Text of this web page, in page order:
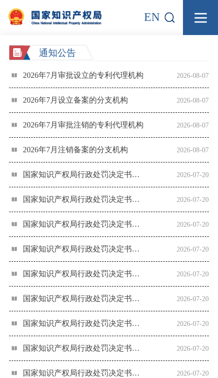
EN
通知公告
2026年7月审批设立的专利代理机构 2026-08-07
2026年7月设立备案的分支机构 2026-08-07
2026年7月审批注销的专利代理机构 2026-08-07
2026年7月注销备案的分支机构 2026-08-07
国家知识产权局行政处罚决定书（尤巧凤） 2026-07-20
国家知识产权局行政处罚决定书（姚雯菁） 2026-07-20
国家知识产权局行政处罚决定书（闫小楼） 2026-07-20
国家知识产权局行政处罚决定书（许萍萍） 2026-07-20
国家知识产权局行政处罚决定书（徐州轻羽毛知识产权代理有限公司） 2026-07-20
国家知识产权局行政处罚决定书（王双） 2026-07-20
国家知识产权局行政处罚决定书（石世疆） 2026-07-20
国家知识产权局行政处罚决定书（深圳泛航知识产权代理事务所（普通合伙）） 2026-07-20
国家知识产权局行政处罚决定书（彭玉婷） 2026-07-20